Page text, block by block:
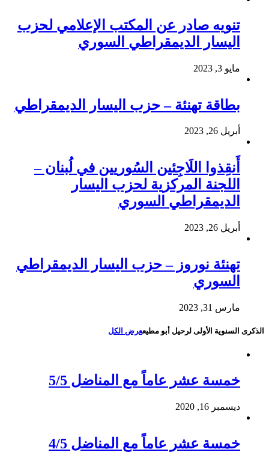
تنويه صادر عن المكتب الإعلامي لحزب
اليسار الديمقراطي السوري
مايو 3, 2023
بطاقة تهنئة – حزب اليسار الديمقراطي
أبريل 26, 2023
أَنقِذوا اللَاجِئين السُوريين في لُبنان –
اللجنة المركزية لحزب اليسار
الديمقراطي السوري
أبريل 26, 2023
تهنئة نوروز – حزب اليسار الديمقراطي
السوري
مارس 31, 2023
الذكرى السنوية الأولى لرحيل أبو مطيععرض الكل
خمسة عشر عاماً مع المناضل 5/5
ديسمبر 16, 2020
خمسة عشر عاماً مع المناضل 4/5